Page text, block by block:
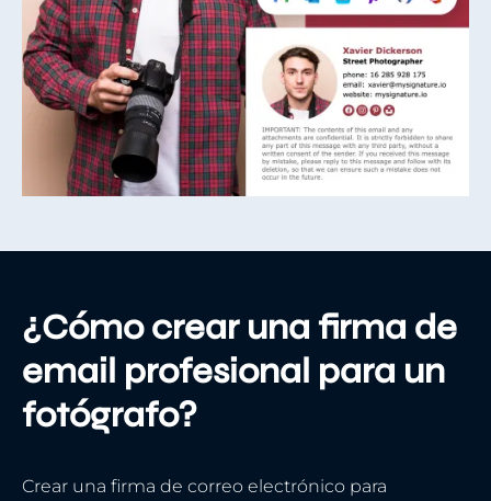
¿Cómo crear una firma de
email profesional para un
fotógrafo?
Crear una firma de correo electrónico para